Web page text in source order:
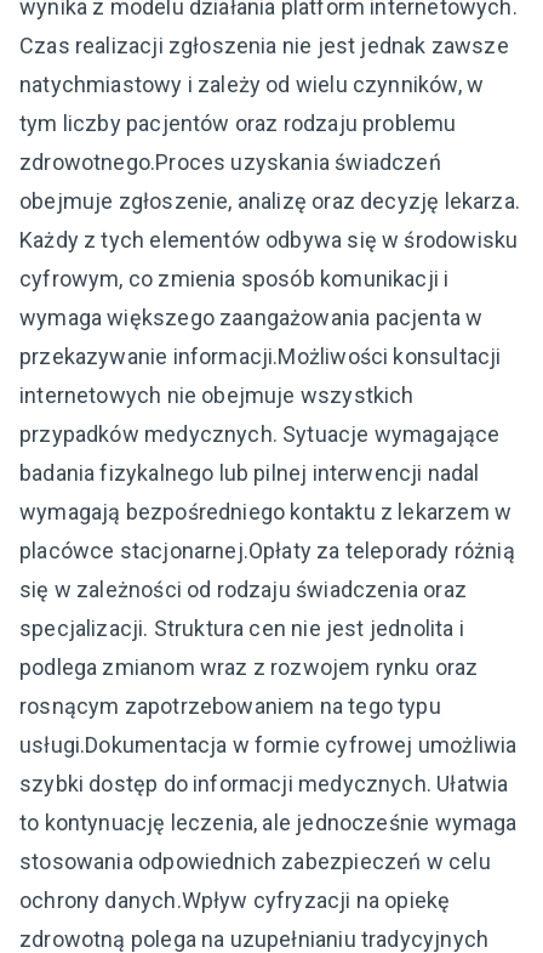
wynika z modelu działania platform internetowych.
Czas realizacji zgłoszenia nie jest jednak zawsze
natychmiastowy i zależy od wielu czynników, w
tym liczby pacjentów oraz rodzaju problemu
zdrowotnego.Proces uzyskania świadczeń
obejmuje zgłoszenie, analizę oraz decyzję lekarza.
Każdy z tych elementów odbywa się w środowisku
cyfrowym, co zmienia sposób komunikacji i
wymaga większego zaangażowania pacjenta w
przekazywanie informacji.Możliwości konsultacji
internetowych nie obejmuje wszystkich
przypadków medycznych. Sytuacje wymagające
badania fizykalnego lub pilnej interwencji nadal
wymagają bezpośredniego kontaktu z lekarzem w
placówce stacjonarnej.Opłaty za teleporady różnią
się w zależności od rodzaju świadczenia oraz
specjalizacji. Struktura cen nie jest jednolita i
podlega zmianom wraz z rozwojem rynku oraz
rosnącym zapotrzebowaniem na tego typu
usługi.Dokumentacja w formie cyfrowej umożliwia
szybki dostęp do informacji medycznych. Ułatwia
to kontynuację leczenia, ale jednocześnie wymaga
stosowania odpowiednich zabezpieczeń w celu
ochrony danych.Wpływ cyfryzacji na opiekę
zdrowotną polega na uzupełnianiu tradycyjnych